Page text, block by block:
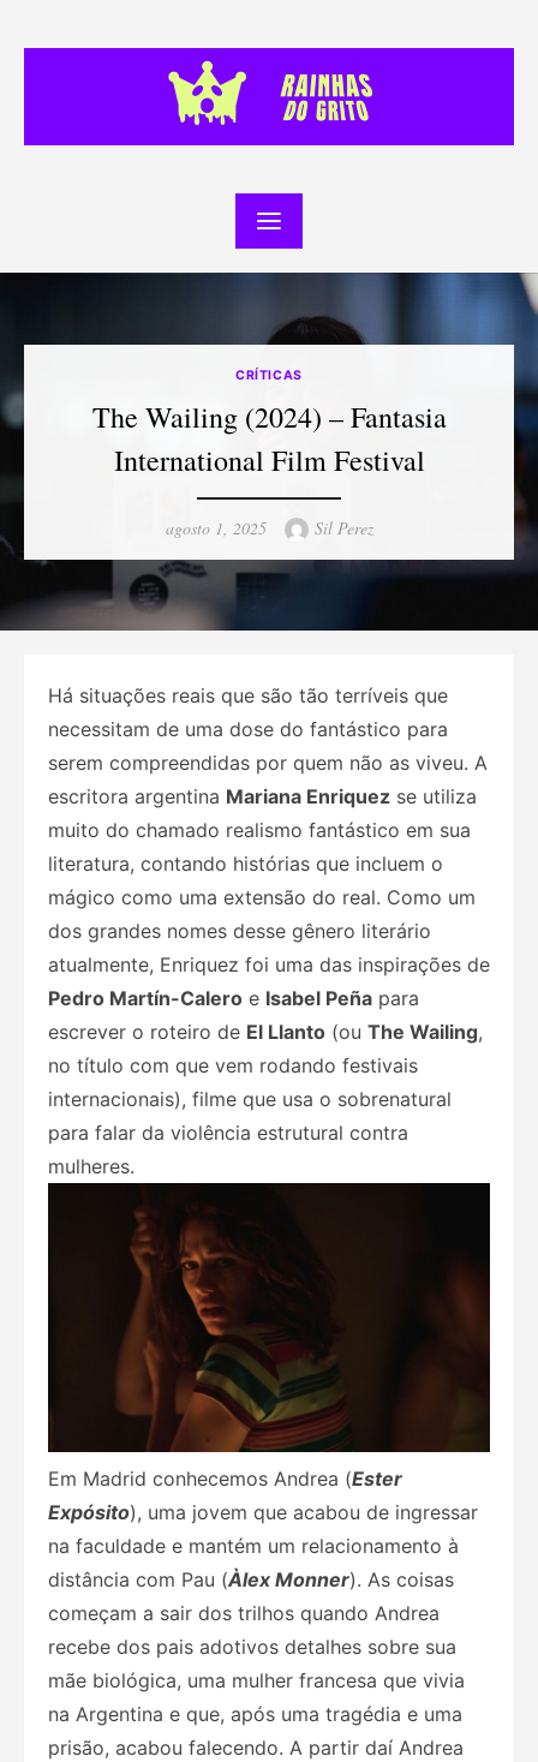
CRÍTICAS
The Wailing (2024) – Fantasia
International Film Festival
Posted
agosto 1, 2025 Author
Sil Perez
Há situações reais que são tão terríveis que
necessitam de uma dose do fantástico para
serem compreendidas por quem não as viveu. A
escritora argentina Mariana Enriquez se utiliza
muito do chamado realismo fantástico em sua
literatura, contando histórias que incluem o
mágico como uma extensão do real. Como um
dos grandes nomes desse gênero literário
atualmente, Enriquez foi uma das inspirações de
Pedro Martín-Calero e Isabel Peña para
escrever o roteiro de El Llanto (ou The Wailing,
no título com que vem rodando festivais
internacionais), filme que usa o sobrenatural
para falar da violência estrutural contra
mulheres.
Em Madrid conhecemos Andrea (Ester
Expósito), uma jovem que acabou de ingressar
na faculdade e mantém um relacionamento à
distância com Pau (Àlex Monner). As coisas
começam a sair dos trilhos quando Andrea
recebe dos pais adotivos detalhes sobre sua
mãe biológica, uma mulher francesa que vivia
na Argentina e que, após uma tragédia e uma
prisão, acabou falecendo. A partir daí Andrea